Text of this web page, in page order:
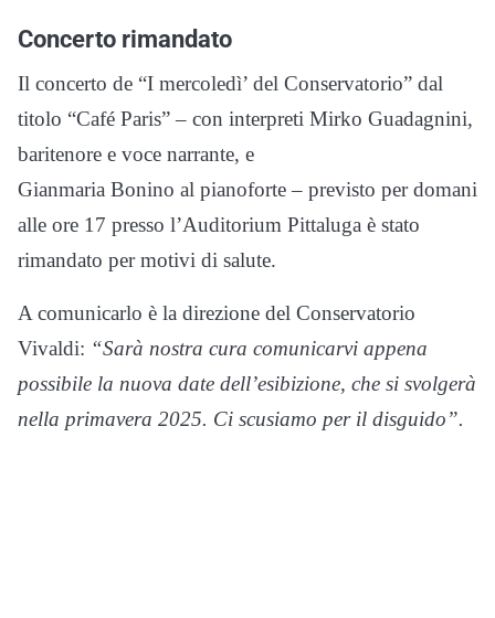
Concerto rimandato
Il concerto de “I mercoledì’ del Conservatorio” dal
titolo “Café Paris” – con interpreti Mirko Guadagnini,
baritenore e voce narrante, e
Gianmaria Bonino al pianoforte – previsto per domani
alle ore 17 presso l’Auditorium Pittaluga è stato
rimandato per motivi di salute.
A comunicarlo è la direzione del Conservatorio
Vivaldi: “Sarà nostra cura comunicarvi appena
possibile la nuova date dell’esibizione, che si svolgerà
nella primavera 2025. Ci scusiamo per il disguido”.